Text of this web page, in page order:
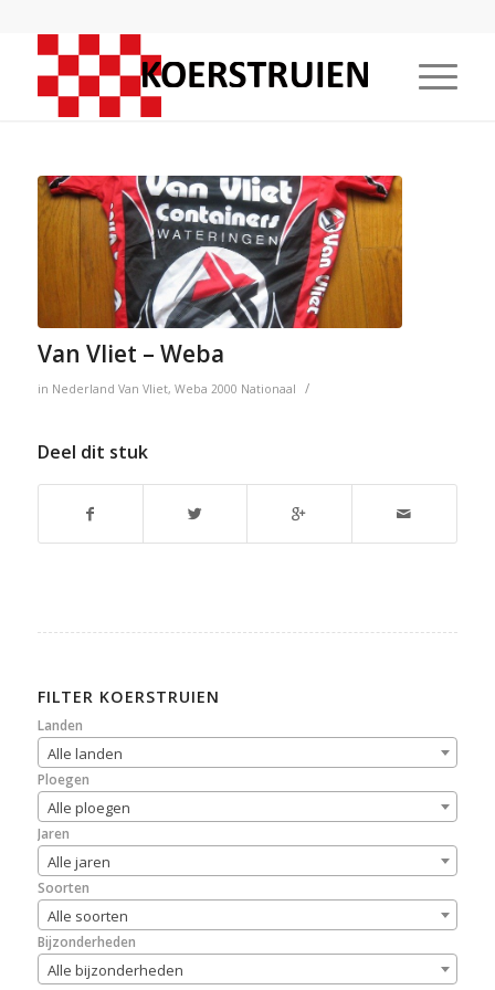
Van Vliet – Weba
in Nederland Van Vliet, Weba 2000 Nationaal /
Deel dit stuk
FILTER KOERSTRUIEN
Landen
Alle landen
Ploegen
Alle ploegen
Jaren
Alle jaren
Soorten
Alle soorten
Bijzonderheden
Alle bijzonderheden